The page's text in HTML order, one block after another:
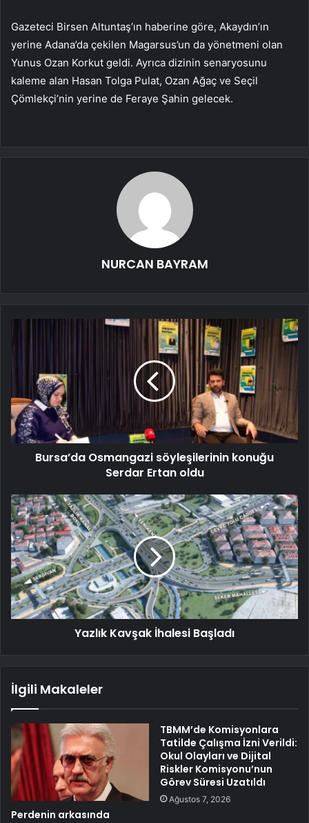
Gazeteci Birsen Altuntaş’ın haberine göre, Akaydın’ın
yerine Adana’da çekilen Magarsus’un da yönetmeni olan
Yunus Ozan Korkut geldi. Ayrıca dizinin senaryosunu
kaleme alan Hasan Tolga Pulat, Ozan Ağaç ve Seçil
Çömlekçi’nin yerine de Feraye Şahin gelecek.
NURCAN BAYRAM
Bursa’da Osmangazi söyleşilerinin konuğu
Serdar Ertan oldu
Yazlık Kavşak İhalesi Başladı
İlgili Makaleler
Perdenin arkasında
TBMM’de Komisyonlara
Tatilde Çalışma İzni Verildi:
Okul Olayları ve Dijital
Riskler Komisyonu’nun
Görev Süresi Uzatıldı
Ağustos 7, 2026